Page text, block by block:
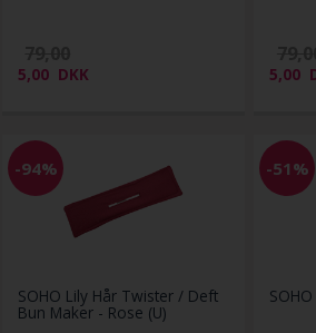
5,00 DKK 5,00
-94%
SOHO Lily Hår Twister / Deft
Bun Maker - Rose (U)
-51%